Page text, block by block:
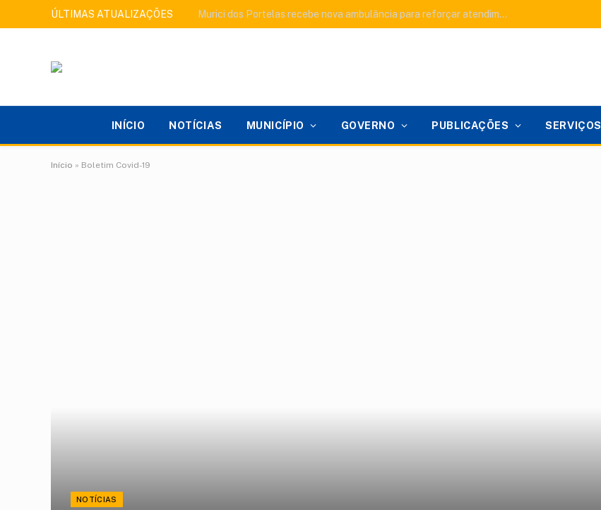
ÚLTIMAS ATUALIZAÇÕES Murici dos Portelas recebe nova ambulância para reforçar atendimento do SAMU e fortalecer a saúde pública
INÍCIO NOTÍCIAS MUNICÍPIO GOVERNO PUBLICAÇÕES SERVIÇOS
Início » Boletim Covid-19
NOTÍCIAS